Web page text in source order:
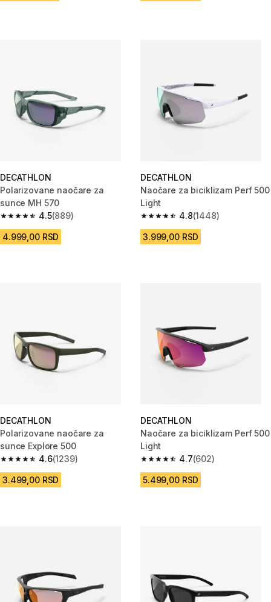
DECATHLON
Polarizovane naočare za
sunce MH 570
4.5
4.5 od 5 zvezdica from 889 Recenzije
(889)
4.999,00 RSD
DECATHLON
Naočare za biciklizam Perf 500
Light
4.8
4.8 od 5 zvezdica from 1448
(1448)
3.999,00 RSD
DECATHLON
Polarizovane naočare za
sunce Explore 500
4.6
4.6 od 5 zvezdica from 1239 Recenzije
(1239)
3.499,00 RSD
DECATHLON
Naočare za biciklizam Perf 500
Light
4.7
4.7 od 5 zvezdica from 602
(602)
5.499,00 RSD